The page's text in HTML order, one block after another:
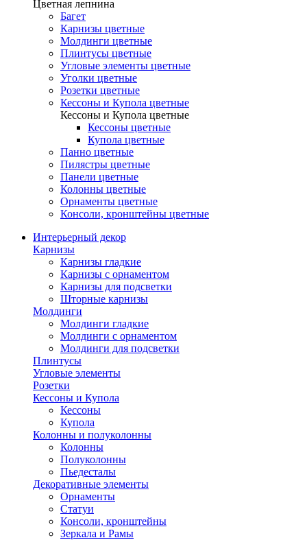
Цветная лепнина
Багет
Карнизы цветные
Молдинги цветные
Плинтусы цветные
Угловые элементы цветные
Уголки цветные
Розетки цветные
Кессоны и Купола цветные
Кессоны и Купола цветные
Кессоны цветные
Купола цветные
Панно цветные
Пилястры цветные
Панели цветные
Колонны цветные
Орнаменты цветные
Консоли, кронштейны цветные
Интерьерный декор
Карнизы
Карнизы гладкие
Карнизы с орнаментом
Карнизы для подсветки
Шторные карнизы
Молдинги
Молдинги гладкие
Молдинги с орнаментом
Молдинги для подсветки
Плинтусы
Угловые элементы
Розетки
Кессоны и Купола
Кессоны
Купола
Колонны и полуколонны
Колонны
Полуколонны
Пьедесталы
Декоративные элементы
Орнаменты
Статуи
Консоли, кронштейны
Зеркала и Рамы